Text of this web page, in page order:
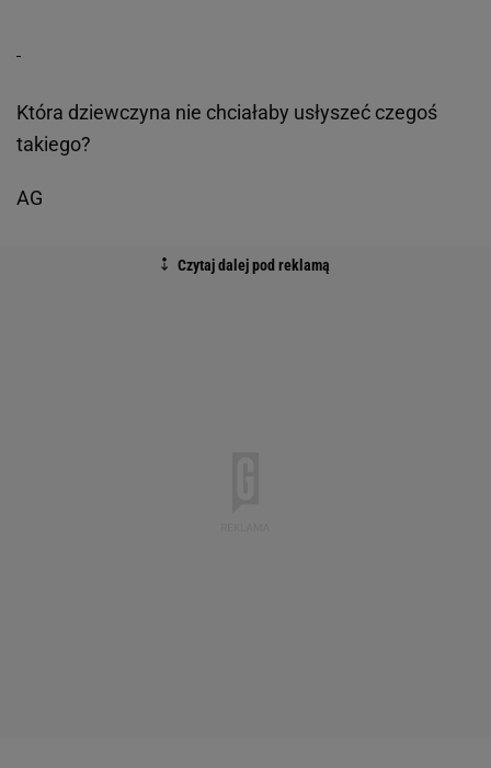
Która dziewczyna nie chciałaby usłyszeć czegoś
takiego?
AG